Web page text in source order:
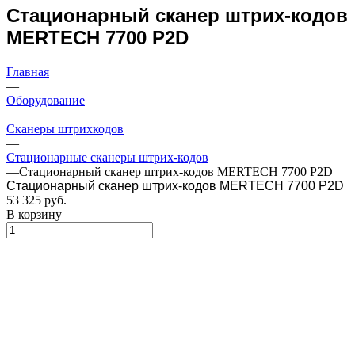
Стационарный сканер штрих-кодов
MERTECH 7700 P2D
Главная
—
Оборудование
—
Сканеры штрихкодов
—
Стационарные сканеры штрих-кодов
—Стационарный сканер штрих-кодов MERTECH 7700 P2D
Стационарный сканер штрих-кодов MERTECH 7700 P2D
53 325 руб.
В корзину